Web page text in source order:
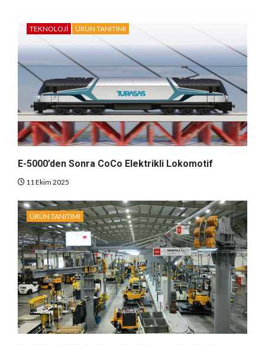
TEKNOLOJI ÜRÜN TANITIMI
E-5000’den Sonra CoCo Elektrikli Lokomotif
11 Ekim 2025
ÜRÜN TANITIMI